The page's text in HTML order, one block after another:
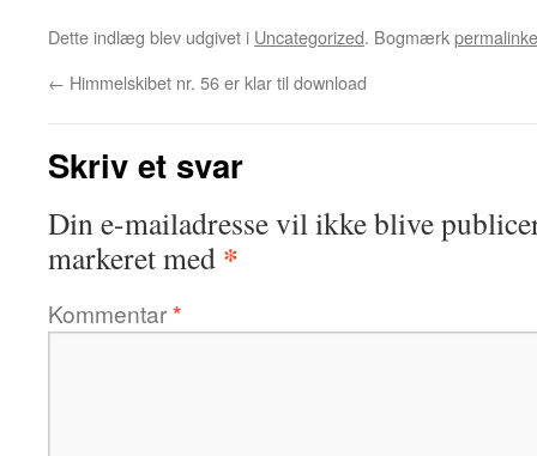
Dette indlæg blev udgivet i Uncategorized. Bogmærk
← Himmelskibet nr. 56 er klar til download
Skriv et svar
Din e-mailadresse vil ikke blive
markeret med *
Kommentar*